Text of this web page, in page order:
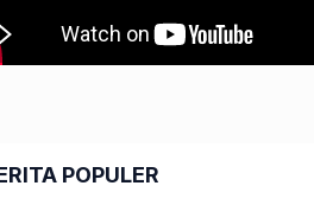
POPULER